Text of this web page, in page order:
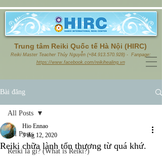
Trung tâm Reiki Quốc tế Hà Nội (HIRC)
Reiki Master Teacher Thủy Nguyễn (+84.913.570.928) - Fanpage:
https://www.facebook.com/reikihealing.vn
Bài đăng
All Posts
Reiki là gì? (What is Reiki?)
All Posts
Reiki chữa lành tổn thương từ quá khứ.
Hio Ennao
3 thg 12, 2020